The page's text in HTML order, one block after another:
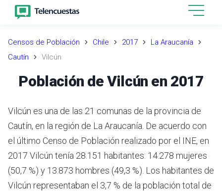
Censos de Población Chile 2017
La Araucanía
Cautín
Vilcún
Población de Vilcún en 2017
Vilcún es una de las 21 comunas de la provincia de
Cautín, en la región de La Araucanía. De acuerdo con
el último Censo de Población realizado por el INE, en
2017 Vilcún tenía 28.151 habitantes: 14.278 mujeres
(50,7 %) y 13.873 hombres (49,3 %). Los habitantes de
Vilcún representaban el 3,7 % de la población total de